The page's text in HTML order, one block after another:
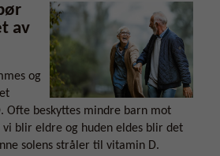
av
og
Ofte beskyttes mindre barn mot
blir eldre og huden eldes blir det
solens stråler til vitamin D.